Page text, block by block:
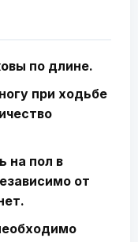
по длине.
при ходьбе
на пол в
от